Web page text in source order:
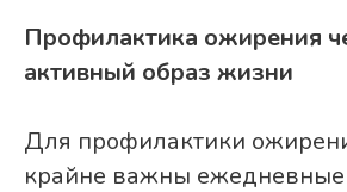
Профилактика ожирения
активный образ жизни
Для профилактики
крайне важны ежедневные